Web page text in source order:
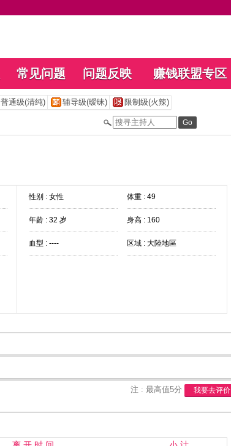
常见问题 问题反映 赚钱联盟专区
普通级(清纯) 辅导级(暧昧) 限制级(火辣)
性别 : 女性 体重 : 49
年龄 : 32 岁 身高 : 160
血型 : ---- 区域 : 大陸地區
注 : 最高值5分 我要去评价